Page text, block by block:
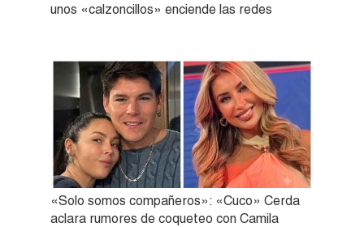
unos «calzoncillos» enciende las redes
«Solo somos compañeros»: «Cuco» Cerda
aclara rumores de coqueteo con Camila